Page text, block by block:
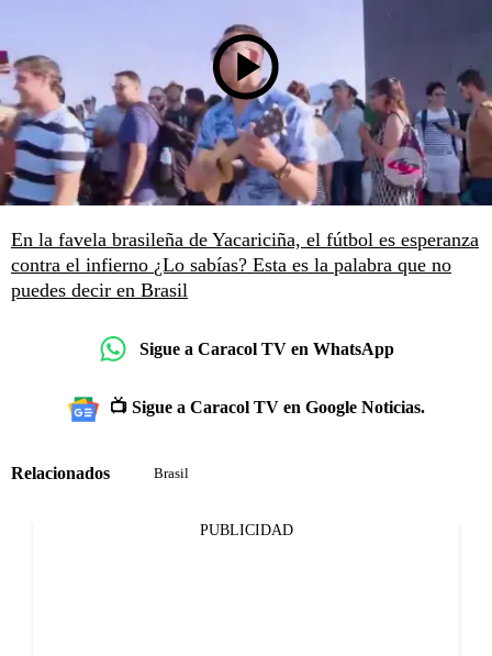
En la favela brasileña de Yacariciña, el fútbol es esperanza
contra el infierno ¿Lo sabías? Esta es la palabra que no
puedes decir en Brasil
Sigue a Caracol TV en WhatsApp
📺 Sigue a Caracol TV en Google Noticias.
Relacionados Brasil
PUBLICIDAD